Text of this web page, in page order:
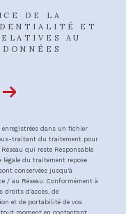
DE LA
ET
AU
dans un fichier
traitant du traitement pour
qui reste Responsable
légale du traitement repose
conservées jusqu'à
/ au Réseau. Conformément à
droits d’accès, de
et de portabilité de vos
tout moment en contactant